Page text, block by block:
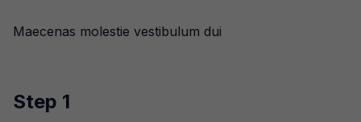
Maecenas molestie vestibulum dui
Step 1